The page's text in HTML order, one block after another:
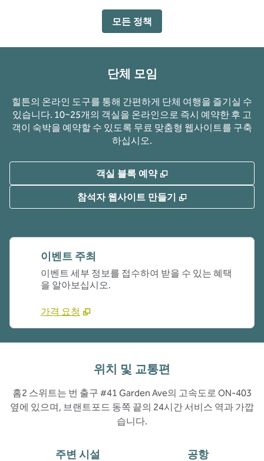
모든 정책
단체 모임
힐튼의 온라인 도구를 통해 간편하게 단체 여행을 즐기실 수
있습니다. 10~25개의 객실을 온라인으로 즉시 예약한 후 고
객이 숙박을 예약할 수 있도록 무료 맞춤형 웹사이트를 구축
하십시오.
객실 블록 예약 ,
참석자 웹사이트 만들기 ,
이벤트 주최
이벤트 세부 정보를 접수하여 받을 수 있는 혜택
을 알아보십시오.
가격 요청
위치 및 교통편
홈2 스위트는 번 출구 #41 Garden Ave의 고속도로 ON-403
옆에 있으며, 브랜트포드 동쪽 끝의 24시간 서비스 역과 가깝
습니다.
주변 시설 공항